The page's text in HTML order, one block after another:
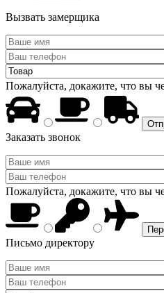
Вызвать замерщика
Пожалуйста, докажите, что вы
Заказать звонок
Пожалуйста, докажите, что вы
Письмо директору